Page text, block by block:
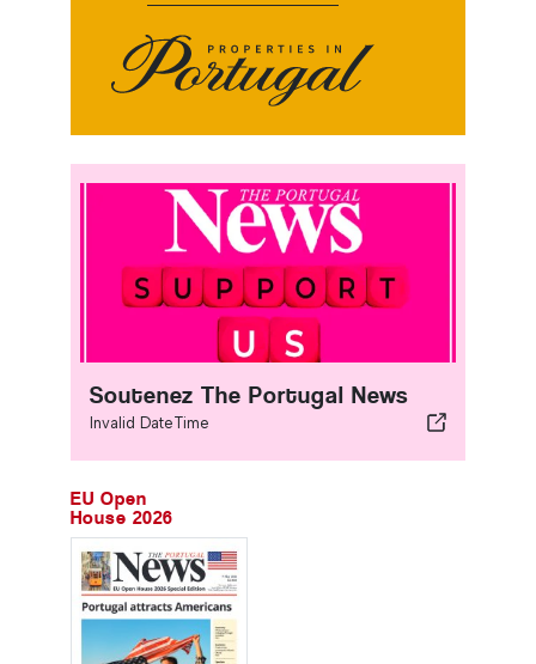
Soutenez The Portugal News
Invalid DateTime
EU Open
House 2026